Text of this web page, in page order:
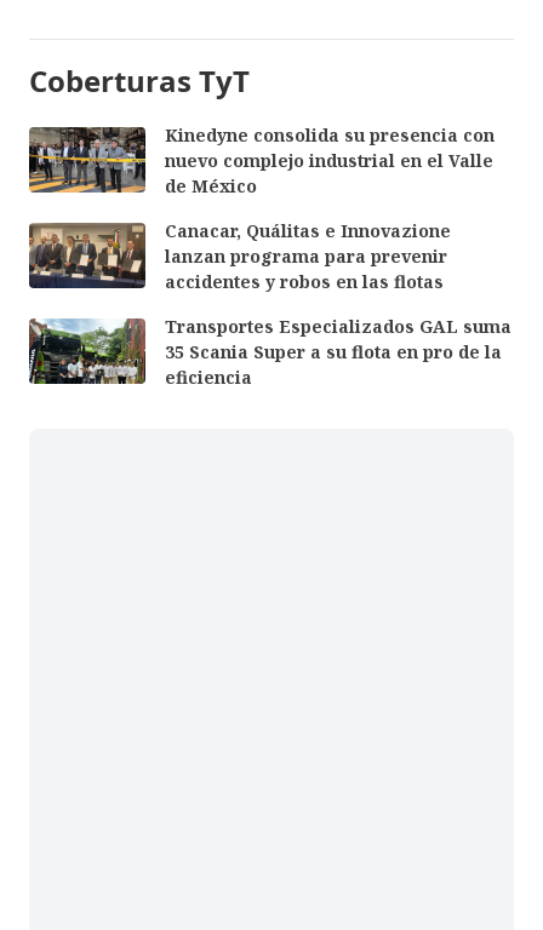
Coberturas TyT
Kinedyne consolida su presencia con
nuevo complejo industrial en el Valle
de México
Canacar, Quálitas e Innovazione
lanzan programa para prevenir
accidentes y robos en las flotas
Transportes Especializados GAL suma
35 Scania Super a su flota en pro de la
eficiencia